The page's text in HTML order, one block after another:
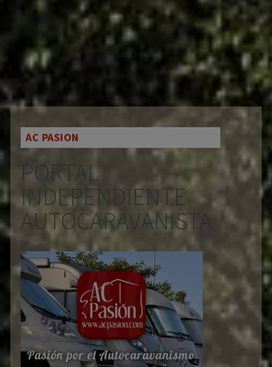
AC PASION
PORTAL
INDEPENDIENTE
AUTOCARAVANISTA